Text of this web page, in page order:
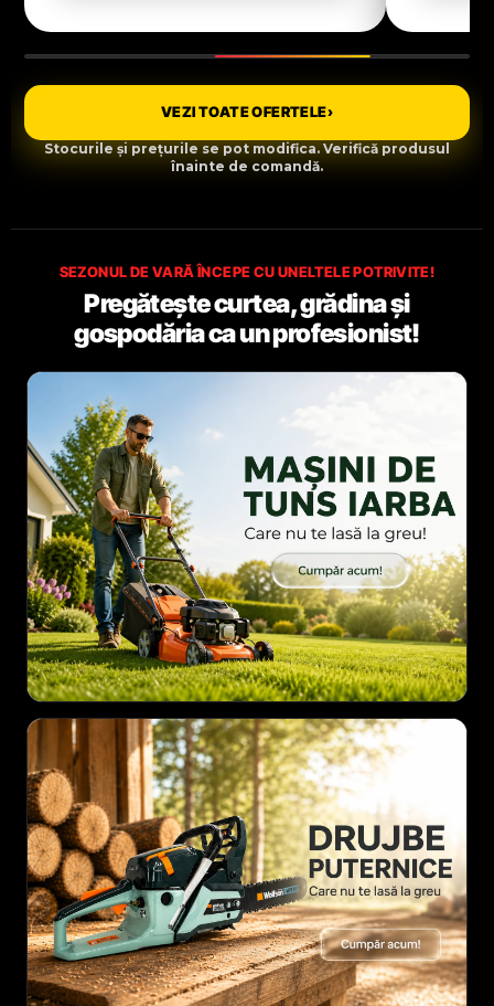
VEZI TOATE OFERTELE›
Stocurile și prețurile se pot modifica. Verifică produsul
înainte de comandă.
SEZONUL DE VARĂ ÎNCEPE CU UNELTELE POTRIVITE!
Pregătește curtea, grădina și
gospodăria ca un profesionist!